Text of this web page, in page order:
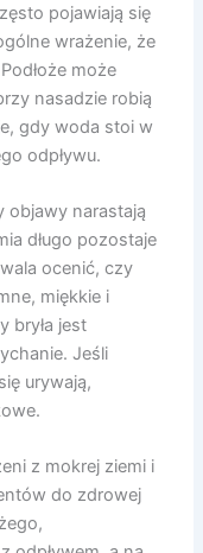
pojawiają się
wrażenie, że
może
nasadzie robią
gdy woda stoi w
odpływu.
objawy narastają
długo pozostaje
ocenić, czy
miękkie i
bryła jest
Jeśli
urywają,
z mokrej ziemi i
do zdrowej